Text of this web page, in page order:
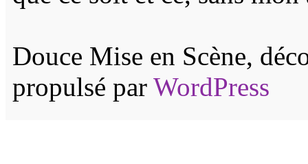
Douce Mise en Scène,
propulsé par WordPress